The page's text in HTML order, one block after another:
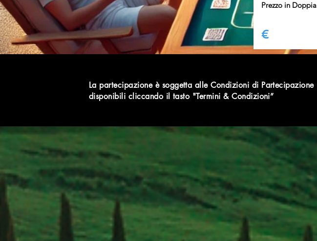
Prezzo in Doppia
€
La partecipazione è soggetta alle Condizioni di Partecipazione
disponibili cliccando il tasto "Termini & Condizioni”